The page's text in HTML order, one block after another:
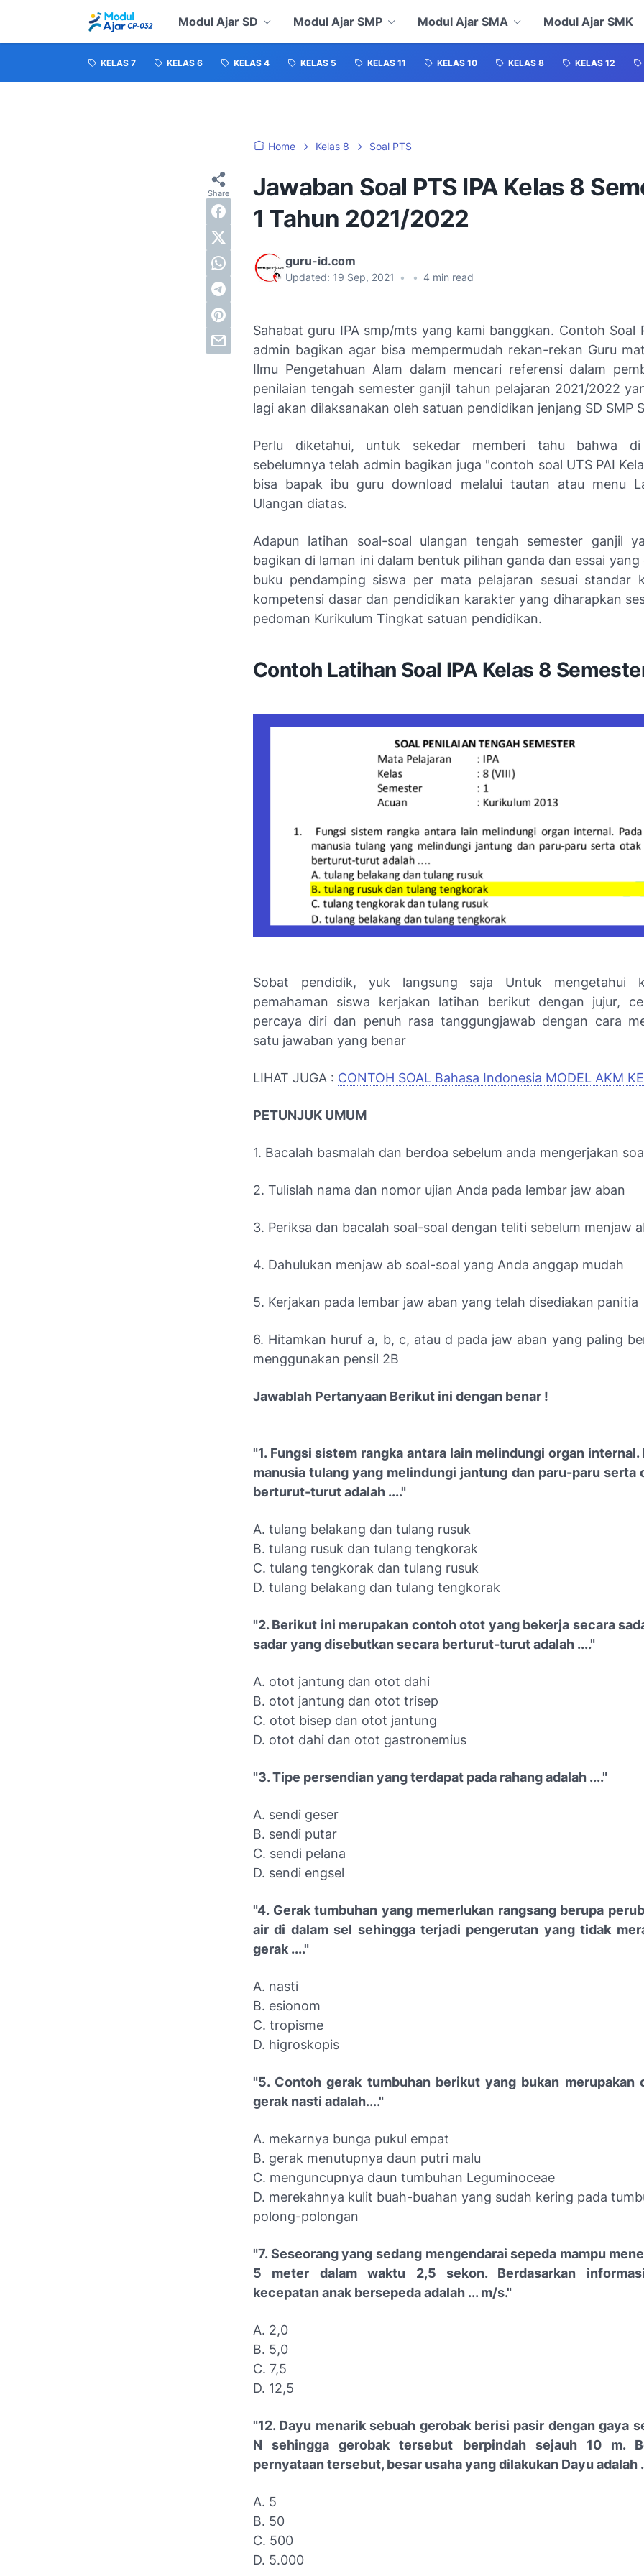
Modul Ajar SD Modul Ajar SMP Modul Ajar SMA Modul Ajar SMK
KELAS 7 KELAS 6 KELAS 4 KELAS 5 KELAS 11 KELAS 10 KELAS 8 KELAS 12
Home Kelas 8 Soal PTS
Jawaban Soal PTS IPA Kelas 8
1 Tahun 2021/2022
guru-id.com
Updated: 19 Sep, 2021 • • 4 min read
Sahabat guru IPA smp/mts yang kami banggkan. Contoh Soal
admin bagikan agar bisa mempermudah rekan-rekan Guru
Ilmu Pengetahuan Alam dalam mencari referensi dalam
penilaian tengah semester ganjil tahun pelajaran 2021/2022
lagi akan dilaksanakan oleh satuan pendidikan jenjang SD SMP
Perlu diketahui, untuk sekedar memberi tahu bahwa di
sebelumnya telah admin bagikan juga "contoh soal UTS PAI
bisa bapak ibu guru download melalui tautan atau menu
Ulangan diatas.
Adapun latihan soal-soal ulangan tengah semester ganjil
bagikan di laman ini dalam bentuk pilihan ganda dan essai yang
buku pendamping siswa per mata pelajaran sesuai standar
kompetensi dasar dan pendidikan karakter yang diharapkan
pedoman Kurikulum Tingkat satuan pendidikan.
Contoh Latihan Soal IPA Kelas 8
Sobat pendidik, yuk langsung saja Untuk mengetahui
pemahaman siswa kerjakan latihan berikut dengan jujur,
percaya diri dan penuh rasa tanggungjawab dengan cara
satu jawaban yang benar
LIHAT JUGA : CONTOH SOAL Bahasa Indonesia MODEL AKM
PETUNJUK UMUM
1. Bacalah basmalah dan berdoa sebelum anda mengerjakan
2. Tulislah nama dan nomor ujian Anda pada lembar jaw aban
3. Periksa dan bacalah soal-soal dengan teliti sebelum menjaw
4. Dahulukan menjaw ab soal-soal yang Anda anggap mudah
5. Kerjakan pada lembar jaw aban yang telah disediakan panitia
6. Hitamkan huruf a, b, c, atau d pada jaw aban yang paling
menggunakan pensil 2B
Jawablah Pertanyaan Berikut ini dengan benar !
"1. Fungsi sistem rangka antara lain melindungi organ internal.
manusia tulang yang melindungi jantung dan paru-paru serta
berturut-turut adalah ...."
A. tulang belakang dan tulang rusuk
B. tulang rusuk dan tulang tengkorak
C. tulang tengkorak dan tulang rusuk
D. tulang belakang dan tulang tengkorak
"2. Berikut ini merupakan contoh otot yang bekerja secara
sadar yang disebutkan secara berturut-turut adalah ...."
A. otot jantung dan otot dahi
B. otot jantung dan otot trisep
C. otot bisep dan otot jantung
D. otot dahi dan otot gastronemius
"3. Tipe persendian yang terdapat pada rahang adalah ...."
A. sendi geser
B. sendi putar
C. sendi pelana
D. sendi engsel
"4. Gerak tumbuhan yang memerlukan rangsang berupa
air di dalam sel sehingga terjadi pengerutan yang tidak
gerak ...."
A. nasti
B. esionom
C. tropisme
D. higroskopis
"5. Contoh gerak tumbuhan berikut yang bukan merupakan
gerak nasti adalah...."
A. mekarnya bunga pukul empat
B. gerak menutupnya daun putri malu
C. menguncupnya daun tumbuhan Leguminoceae
D. merekahnya kulit buah-buahan yang sudah kering pada
polong-polongan
"7. Seseorang yang sedang mengendarai sepeda mampu
5 meter dalam waktu 2,5 sekon. Berdasarkan
kecepatan anak bersepeda adalah ... m/s."
A. 2,0
B. 5,0
C. 7,5
D. 12,5
"12. Dayu menarik sebuah gerobak berisi pasir dengan gaya
N sehingga gerobak tersebut berpindah sejauh 10 m.
pernyataan tersebut, besar usaha yang dilakukan Dayu adalah
A. 5
B. 50
C. 500
D. 5.000